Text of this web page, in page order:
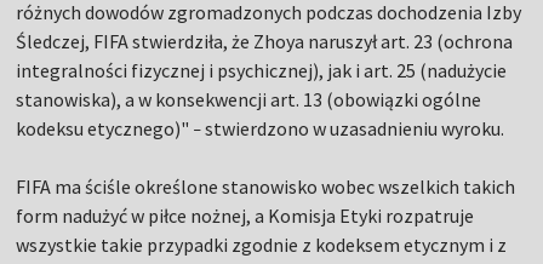
różnych dowodów zgromadzonych podczas dochodzenia Izby
Śledczej, FIFA stwierdziła, że Zhoya naruszył art. 23 (ochrona
integralności fizycznej i psychicznej), jak i art. 25 (nadużycie
stanowiska), a w konsekwencji art. 13 (obowiązki ogólne
kodeksu etycznego)" – stwierdzono w uzasadnieniu wyroku.
FIFA ma ściśle określone stanowisko wobec wszelkich takich
form nadużyć w piłce nożnej, a Komisja Etyki rozpatruje
wszystkie takie przypadki zgodnie z kodeksem etycznym i z